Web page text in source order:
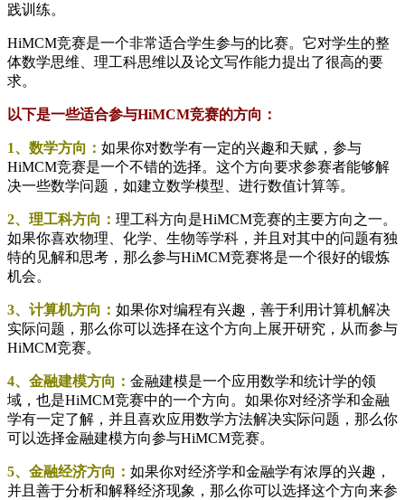
践训练。
HiMCM竞赛是一个非常适合学生参与的比赛。它对学生的整
体数学思维、理工科思维以及论文写作能力提出了很高的要
求。
以下是一些适合参与HiMCM竞赛的方向：
1、数学方向： 如果你对数学有一定的兴趣和天赋，参与
HiMCM竞赛是一个不错的选择。这个方向要求参赛者能够解
决一些数学问题，如建立数学模型、进行数值计算等。
2、理工科方向： 理工科方向是HiMCM竞赛的主要方向之一。
如果你喜欢物理、化学、生物等学科，并且对其中的问题有独
特的见解和思考，那么参与HiMCM竞赛将是一个很好的锻炼
机会。
3、计算机方向： 如果你对编程有兴趣，善于利用计算机解决
实际问题，那么你可以选择在这个方向上展开研究，从而参与
HiMCM竞赛。
4、金融建模方向： 金融建模是一个应用数学和统计学的领
域，也是HiMCM竞赛中的一个方向。如果你对经济学和金融
学有一定了解，并且喜欢应用数学方法解决实际问题，那么你
可以选择金融建模方向参与HiMCM竞赛。
5、金融经济方向： 如果你对经济学和金融学有浓厚的兴趣，
并且善于分析和解释经济现象，那么你可以选择这个方向来参